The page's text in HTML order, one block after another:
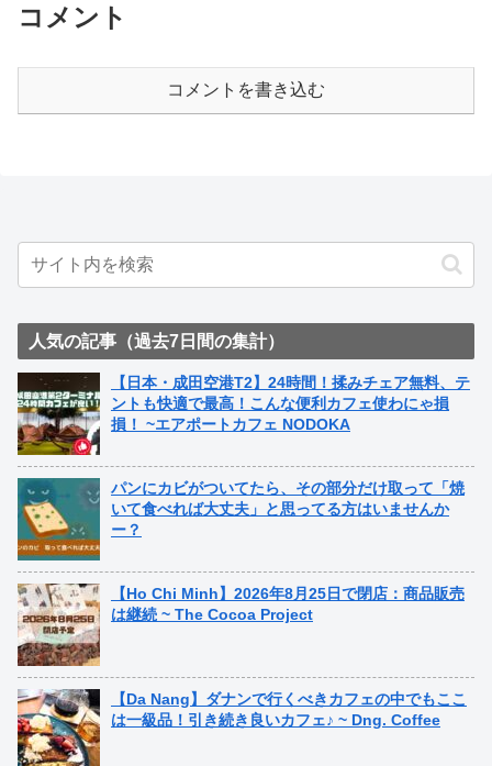
コメント
コメントを書き込む
人気の記事（過去7日間の集計）
【日本・成田空港T2】24時間！揉みチェア無料、テ
ントも快適で最高！こんな便利カフェ使わにゃ損
損！ ~エアポートカフェ NODOKA
パンにカビがついてたら、その部分だけ取って「焼
いて食べれば大丈夫」と思ってる方はいませんか
ー？
【Ho Chi Minh】2026年8月25日で閉店：商品販売
は継続 ~ The Cocoa Project
【Da Nang】ダナンで行くべきカフェの中でもここ
は一級品！引き続き良いカフェ♪ ~ Dng. Coffee